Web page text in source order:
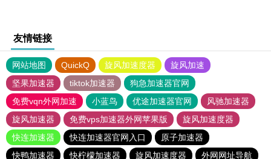
友情链接
网站地图 QuickQ 旋风加速度器
旋风加速
坚果加速器
tiktok加速器
狗急加速器官网
免费vqn外网加速
小蓝鸟 优途加速器官网
风驰加速器
旋风加速器
免费vps加速器外网苹果版
旋风加速度器
快连加速器
快连加速器官网入口
原子加速器
快鸭加速器
快柠檬加速器 旋风加速度器 外网网址导航